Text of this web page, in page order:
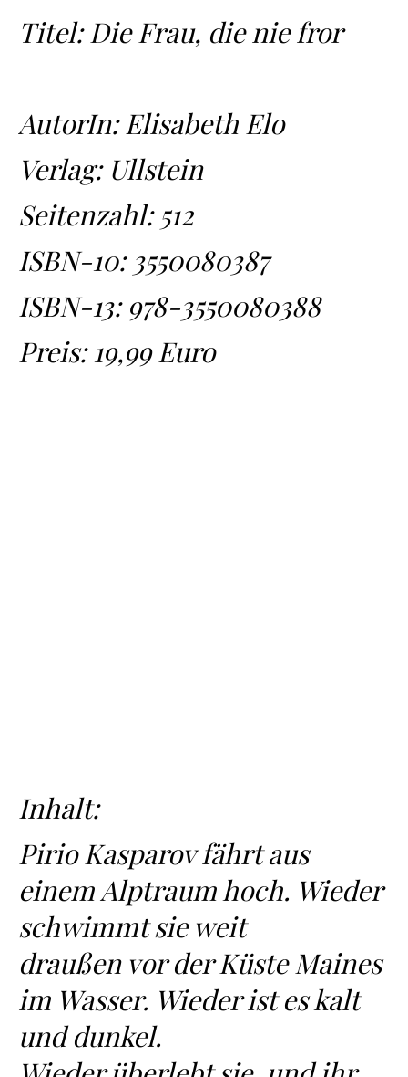
Titel: Die Frau, die nie fror
AutorIn: Elisabeth Elo
Verlag: Ullstein
Seitenzahl: 512
ISBN-10:3550080387
ISBN-13: 978-3550080388
Preis: 19,99 Euro
Inhalt:
Pirio Kasparov fährt aus
einem Alptraum hoch. Wieder
schwimmt sie weit
draußen vor der Küste Maines
im Wasser. Wieder ist es kalt
und dunkel.